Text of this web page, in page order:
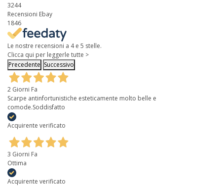
3244
Recensioni Ebay
1846
Le nostre recensioni a 4 e 5 stelle.
Clicca qui per leggerle tutte >
Precedente Successivo
2 Giorni Fa
Scarpe antinfortunistiche esteticamente molto belle e
comode.Soddisfatto
Acquirente verificato
3 Giorni Fa
Ottima
Acquirente verificato